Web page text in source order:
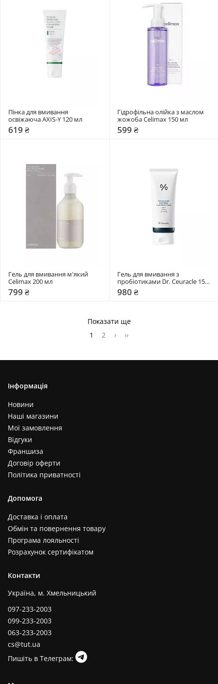
Пінка для вмивання
освіжаюча AXIS-Y 120 мл
619 ₴
Гідрофільна олійка з маслом
жожоба Celimax 150 мл
599 ₴
Гель для вмивання м'який
Celimax 200 мл
799 ₴
Гель для вмивання з
пробіотиками Dr. Ceuracle 150
мл
980 ₴
Показати ще
1
2 › ››
Інформація
Новини
Наші магазини
Мої замовлення
Відгуки
Франшиза
Договір оферти
Політика приватності
Допомога
Доставка і оплата
Обмін та повернення товару
Програма лояльності
Розрахунок сертифікатом
Контакти
Україна, м. Хмельницький
097-233-2003
099-233-2003
063-233-2003
cs@tut.ua
Пишіть в Телеграм: